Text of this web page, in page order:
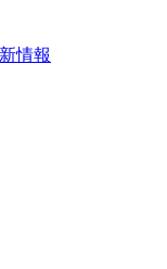
情報